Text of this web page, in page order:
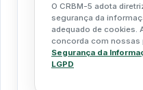
O CRBM-5 adota
segurança da
adequado de cookies.
concorda com nossas
Segurança da
LGPD